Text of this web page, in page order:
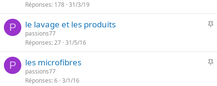
t
e
r
t
t
e
Réponses 178 31/3/19
P
I
o
r
le lavage et les produits
passions77
Réponses 27 31/5/16
P
I
les microfibres
passions77
Réponses 6 3/1/16